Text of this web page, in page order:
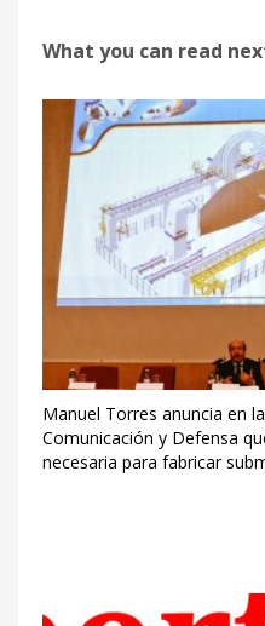
What you can read
Manuel Torres anuncia en
Comunicación y Defensa
necesaria para fabricar